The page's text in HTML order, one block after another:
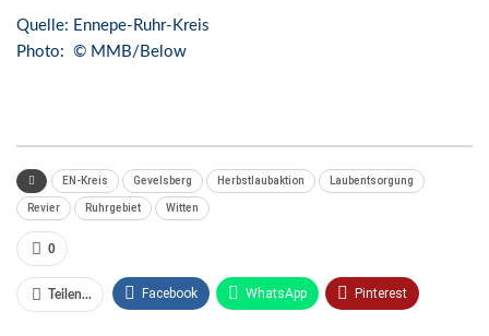
Quelle: Ennepe-Ruhr-Kreis
Photo: © MMB/Below
EN-Kreis Gevelsberg Herbstlaubaktion Laubentsorgung
Revier Ruhrgebiet Witten
0
Teilen... Facebook WhatsApp Pinterest